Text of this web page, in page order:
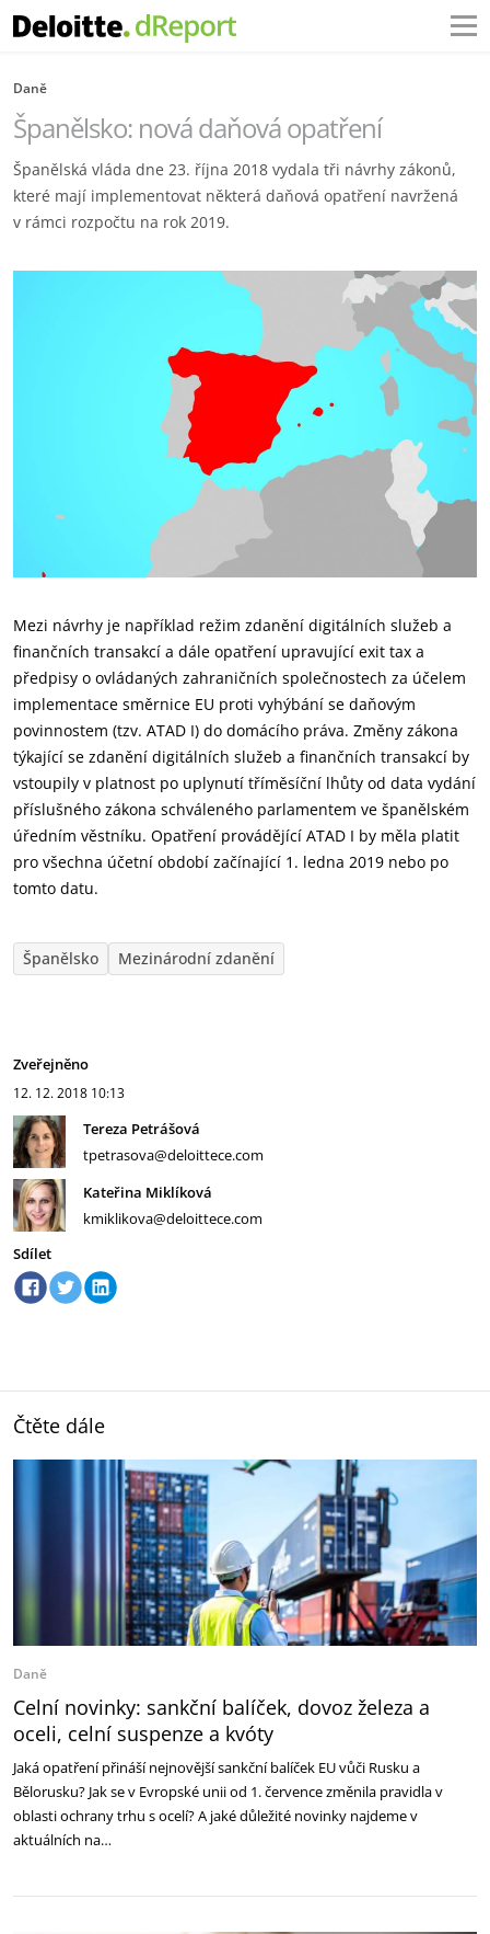
Daně
Španělsko: nová daňová opatření
Španělská vláda dne 23. října 2018 vydala tři návrhy zákonů,
které mají implementovat některá daňová opatření navržená
v rámci rozpočtu na rok 2019.
Mezi návrhy je například režim zdanění digitálních služeb a
finančních transakcí a dále opatření upravující exit tax a
předpisy o ovládaných zahraničních společnostech za účelem
implementace směrnice EU proti vyhýbání se daňovým
povinnostem (tzv. ATAD I) do domácího práva. Změny zákona
týkající se zdanění digitálních služeb a finančních transakcí by
vstoupily v platnost po uplynutí tříměsíční lhůty od data vydání
příslušného zákona schváleného parlamentem ve španělském
úředním věstníku. Opatření provádějící ATAD I by měla platit
pro všechna účetní období začínající 1. ledna 2019 nebo po
tomto datu.
Španělsko Mezinárodní zdanění
Zveřejněno
12. 12. 2018 10:13
Tereza Petrášová
tpetrasova@deloittece.com
Kateřina Miklíková
kmiklikova@deloittece.com
Sdílet
Čtěte dále
Daně
Celní novinky: sankční balíček, dovoz železa a
oceli, celní suspenze a kvóty
Jaká opatření přináší nejnovější sankční balíček EU vůči Rusku a
Bělorusku? Jak se v Evropské unii od 1. července změnila pravidla v
oblasti ochrany trhu s ocelí? A jaké důležité novinky najdeme v
aktuálních na…